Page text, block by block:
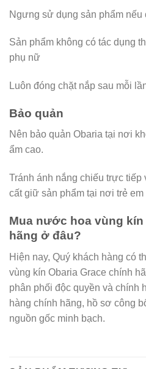
Ngưng sử dụng sản phẩm nếu
Sản phẩm không có tác dụng
phụ nữ
Luôn đóng chặt nắp sau mỗi
Bảo quản
Nên bảo quản Obaria tại nơi
ẩm cao.
Tránh ánh nắng chiếu trực tiếp
cất giữ sản phẩm tại nơi trẻ em
Mua nước hoa vùng kín
hãng ở đâu?
Hiện nay, Quý khách hàng có
vùng kín Obaria Grace chính
phân phối độc quyền và chính
hàng chính hãng, hồ sơ công
nguồn gốc minh bạch.